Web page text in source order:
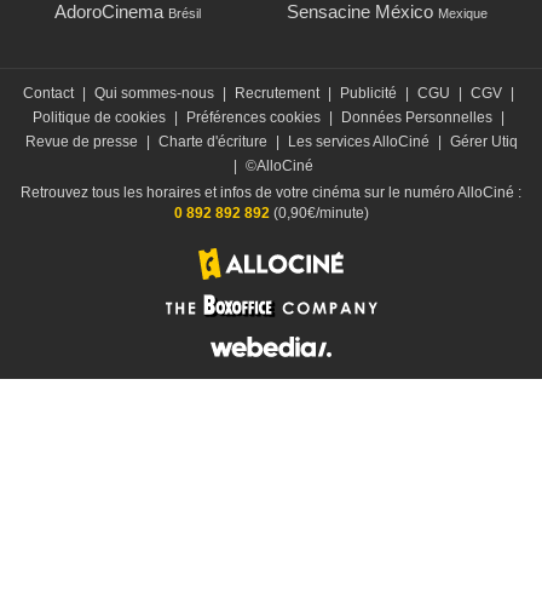
AdoroCinema Brésil Sensacine México Mexique
Contact Qui sommes-nous Recrutement Publicité CGU CGV
Politique de cookies
Préférences cookies Données Personnelles
Revue de presse
Charte d'écriture Les services AlloCiné
Gérer Utiq
©AlloCiné
Retrouvez tous les horaires et infos de votre cinéma sur le numéro AlloCiné :
0 892 892 892(0,90€/minute)